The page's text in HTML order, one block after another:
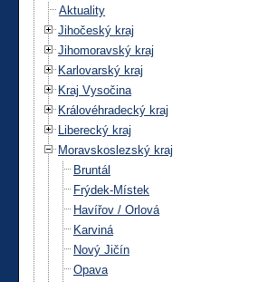
Aktuality
Jihočeský kraj
Jihomoravský kraj
Karlovarský kraj
Kraj Vysočina
Královéhradecký kraj
Liberecký kraj
Moravskoslezský kraj
Bruntál
Frýdek-Místek
Havířov / Orlová
Karviná
Nový Jičín
Opava